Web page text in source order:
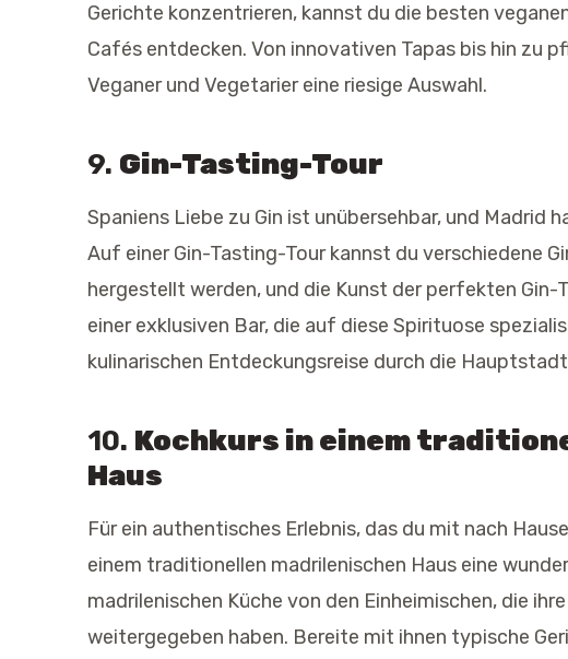
Gerichte konzentrieren, kannst du die besten
Cafés entdecken. Von innovativen Tapas bis hin zu
Veganer und Vegetarier eine riesige Auswahl.
9. Gin-Tasting-Tour
Spaniens Liebe zu Gin ist unübersehbar, und Madrid
Auf einer Gin-Tasting-Tour kannst du verschiedene
hergestellt werden, und die Kunst der perfekten Gin-
einer exklusiven Bar, die auf diese Spirituose
kulinarischen Entdeckungsreise durch die
10. Kochkurs in einem
Haus
Für ein authentisches Erlebnis, das du mit nach
einem traditionellen madrilenischen Haus eine
madrilenischen Küche von den Einheimischen, die
weitergegeben haben. Bereite mit ihnen typische